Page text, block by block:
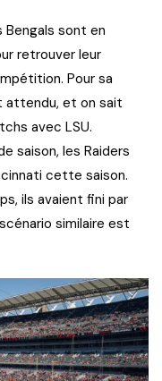
Bengals sont en
retrouver leur
Pour sa
attendu, et on sait
avec LSU.
saison, les Raiders
cette saison.
ils avaient fini par
similaire est